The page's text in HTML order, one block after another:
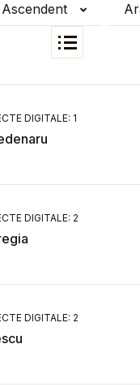
DIGITALE: 1
DIGITALE: 2
DIGITALE: 2